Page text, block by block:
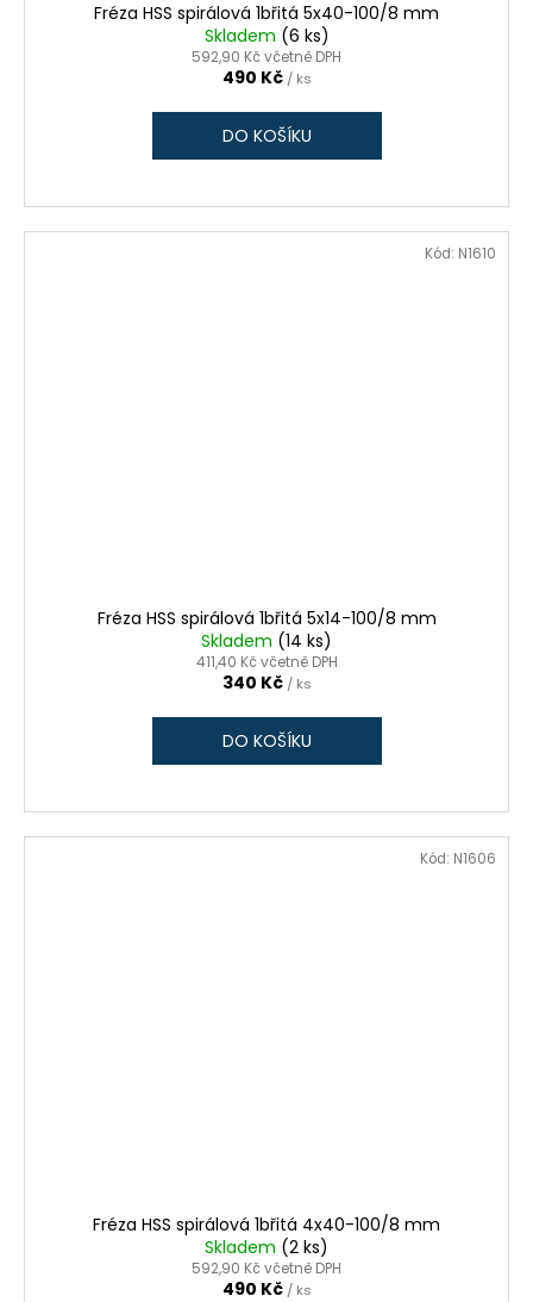
Fréza HSS spirálová 1břitá 5x40-100/8 mm
Skladem (6 ks)
592,90 Kč včetně DPH
490 Kč / ks
DO KOŠÍKU
Fréza HSS spirálová 1břitá 5x14-100/8 mm
Skladem (14 ks)
411,40 Kč včetně DPH
340 Kč / ks
DO KOŠÍKU
Kód: N1610
Fréza HSS spirálová 1břitá 4x40-100/8 mm
Skladem (2 ks)
592,90 Kč včetně DPH
490 Kč / ks
Kód: N1606